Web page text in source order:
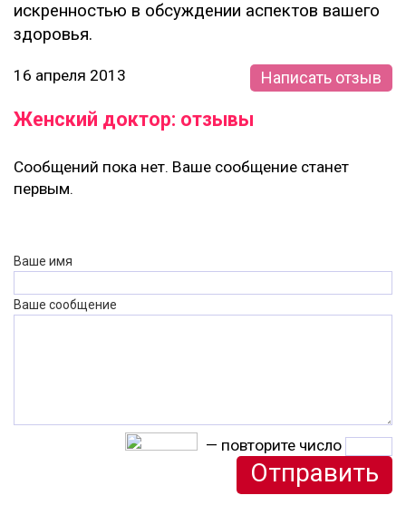
искренностью в обсуждении аспектов вашего
здоровья.
16 апреля 2013 Написать отзыв
Женский доктор: отзывы
Сообщений пока нет. Ваше сообщение станет
первым.
Ваше имя
Ваше сообщение
— повторите число